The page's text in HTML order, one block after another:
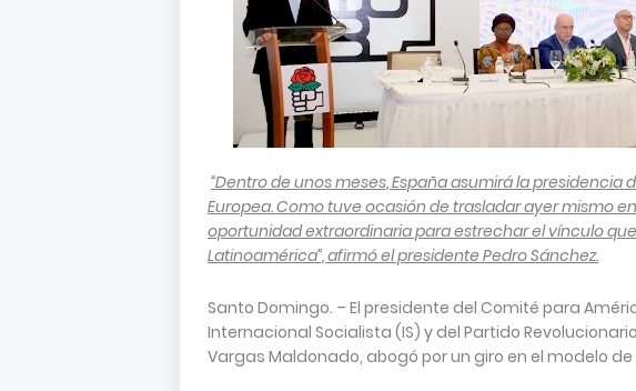
“Dentro de unos meses, España asumirá la presidencia
Europea. Como tuve ocasión de trasladar ayer mismo
oportunidad extraordinaria para estrechar el vínculo
Latinoamérica”, afirmó el presidente Pedro Sánchez.
Santo Domingo. – El presidente del Comité para
Internacional Socialista (IS) y del Partido
Vargas Maldonado, abogó por un giro en el modelo